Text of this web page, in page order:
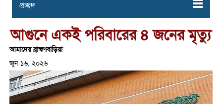
প্রচ্ছদ
আগুনে একই পরিবারের ৪ জনের মৃত্যু
আমাদের ব্রাহ্মণবাড়িয়া
জুন ১৬, ২০২৬